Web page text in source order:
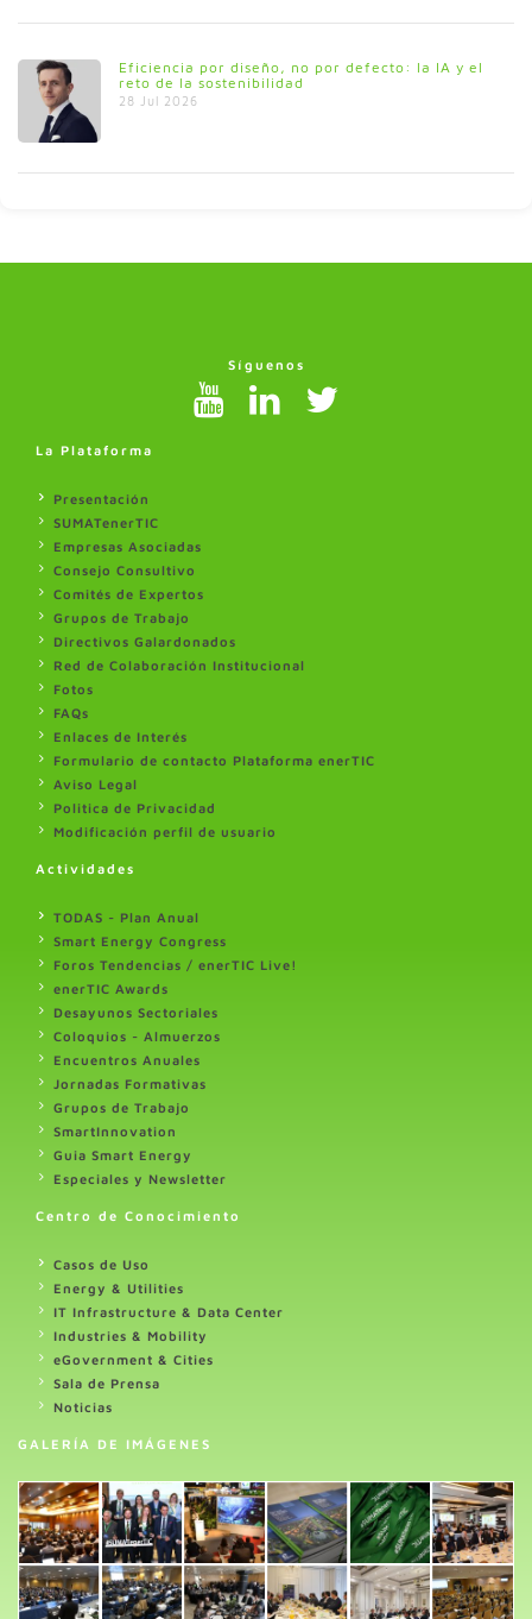
Eficiencia por diseño, no por defecto: la IA y el
reto de la sostenibilidad
28 Jul 2026
Síguenos
La Plataforma
Presentación
SUMATenerTIC
Empresas Asociadas
Consejo Consultivo
Comités de Expertos
Grupos de Trabajo
Directivos Galardonados
Red de Colaboración Institucional
Fotos
FAQs
Enlaces de Interés
Formulario de contacto Plataforma enerTIC
Aviso Legal
Politica de Privacidad
Modificación perfil de usuario
Actividades
TODAS - Plan Anual
Smart Energy Congress
Foros Tendencias / enerTIC Live!
enerTIC Awards
Desayunos Sectoriales
Coloquios - Almuerzos
Encuentros Anuales
Jornadas Formativas
Grupos de Trabajo
SmartInnovation
Guia Smart Energy
Especiales y Newsletter
Centro de Conocimiento
Casos de Uso
Energy & Utilities
IT Infrastructure & Data Center
Industries & Mobility
eGovernment & Cities
Sala de Prensa
Noticias
GALERÍA DE IMÁGENES